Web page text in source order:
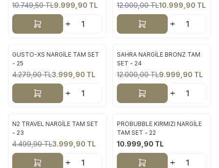
%7
10.749,50TL9.999,90 TL
Sepete Ekle
%8
12.000,00TL10.999,90 TL
Sepete Ekle
Yeni
%7
GUSTO-XS NARGİLE TAM SET
- 25
4.279,90TL3.999,90 TL
Sepete Ekle
Yeni
%17
SAHRA NARGİLE BRONZ TAM
SET - 24
12.000,00TL9.999,90 TL
Sepete Ekle
Yeni
%11
N2 TRAVEL NARGİLE TAM SET
- 23
4.499,90TL3.999,90 TL
Sepete Ekle
Yeni
PROBUBBLE KIRMIZI NARGİLE
TAM SET - 22
10.999,90 TL
Sepete Ekle